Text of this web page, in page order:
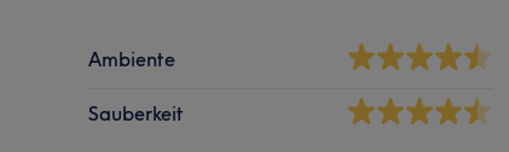
Ambiente
Sauberkeit